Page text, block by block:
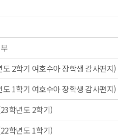
2학기 여호수아 장학생 감사편지)
1학기 여호수아 장학생 감사편지)
학년도 2학기)
학년도 1학기)